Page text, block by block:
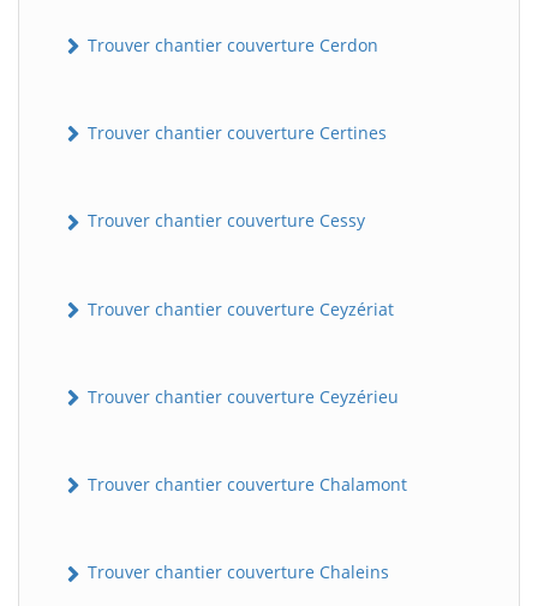
Trouver chantier couverture Cerdon
Trouver chantier couverture Certines
Trouver chantier couverture Cessy
Trouver chantier couverture Ceyzériat
Trouver chantier couverture Ceyzérieu
Trouver chantier couverture Chalamont
Trouver chantier couverture Chaleins